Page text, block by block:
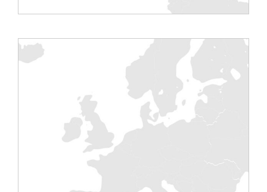
Banco di carico
collegato 100 kW,
200 kW, 300 kW
basso Delta T